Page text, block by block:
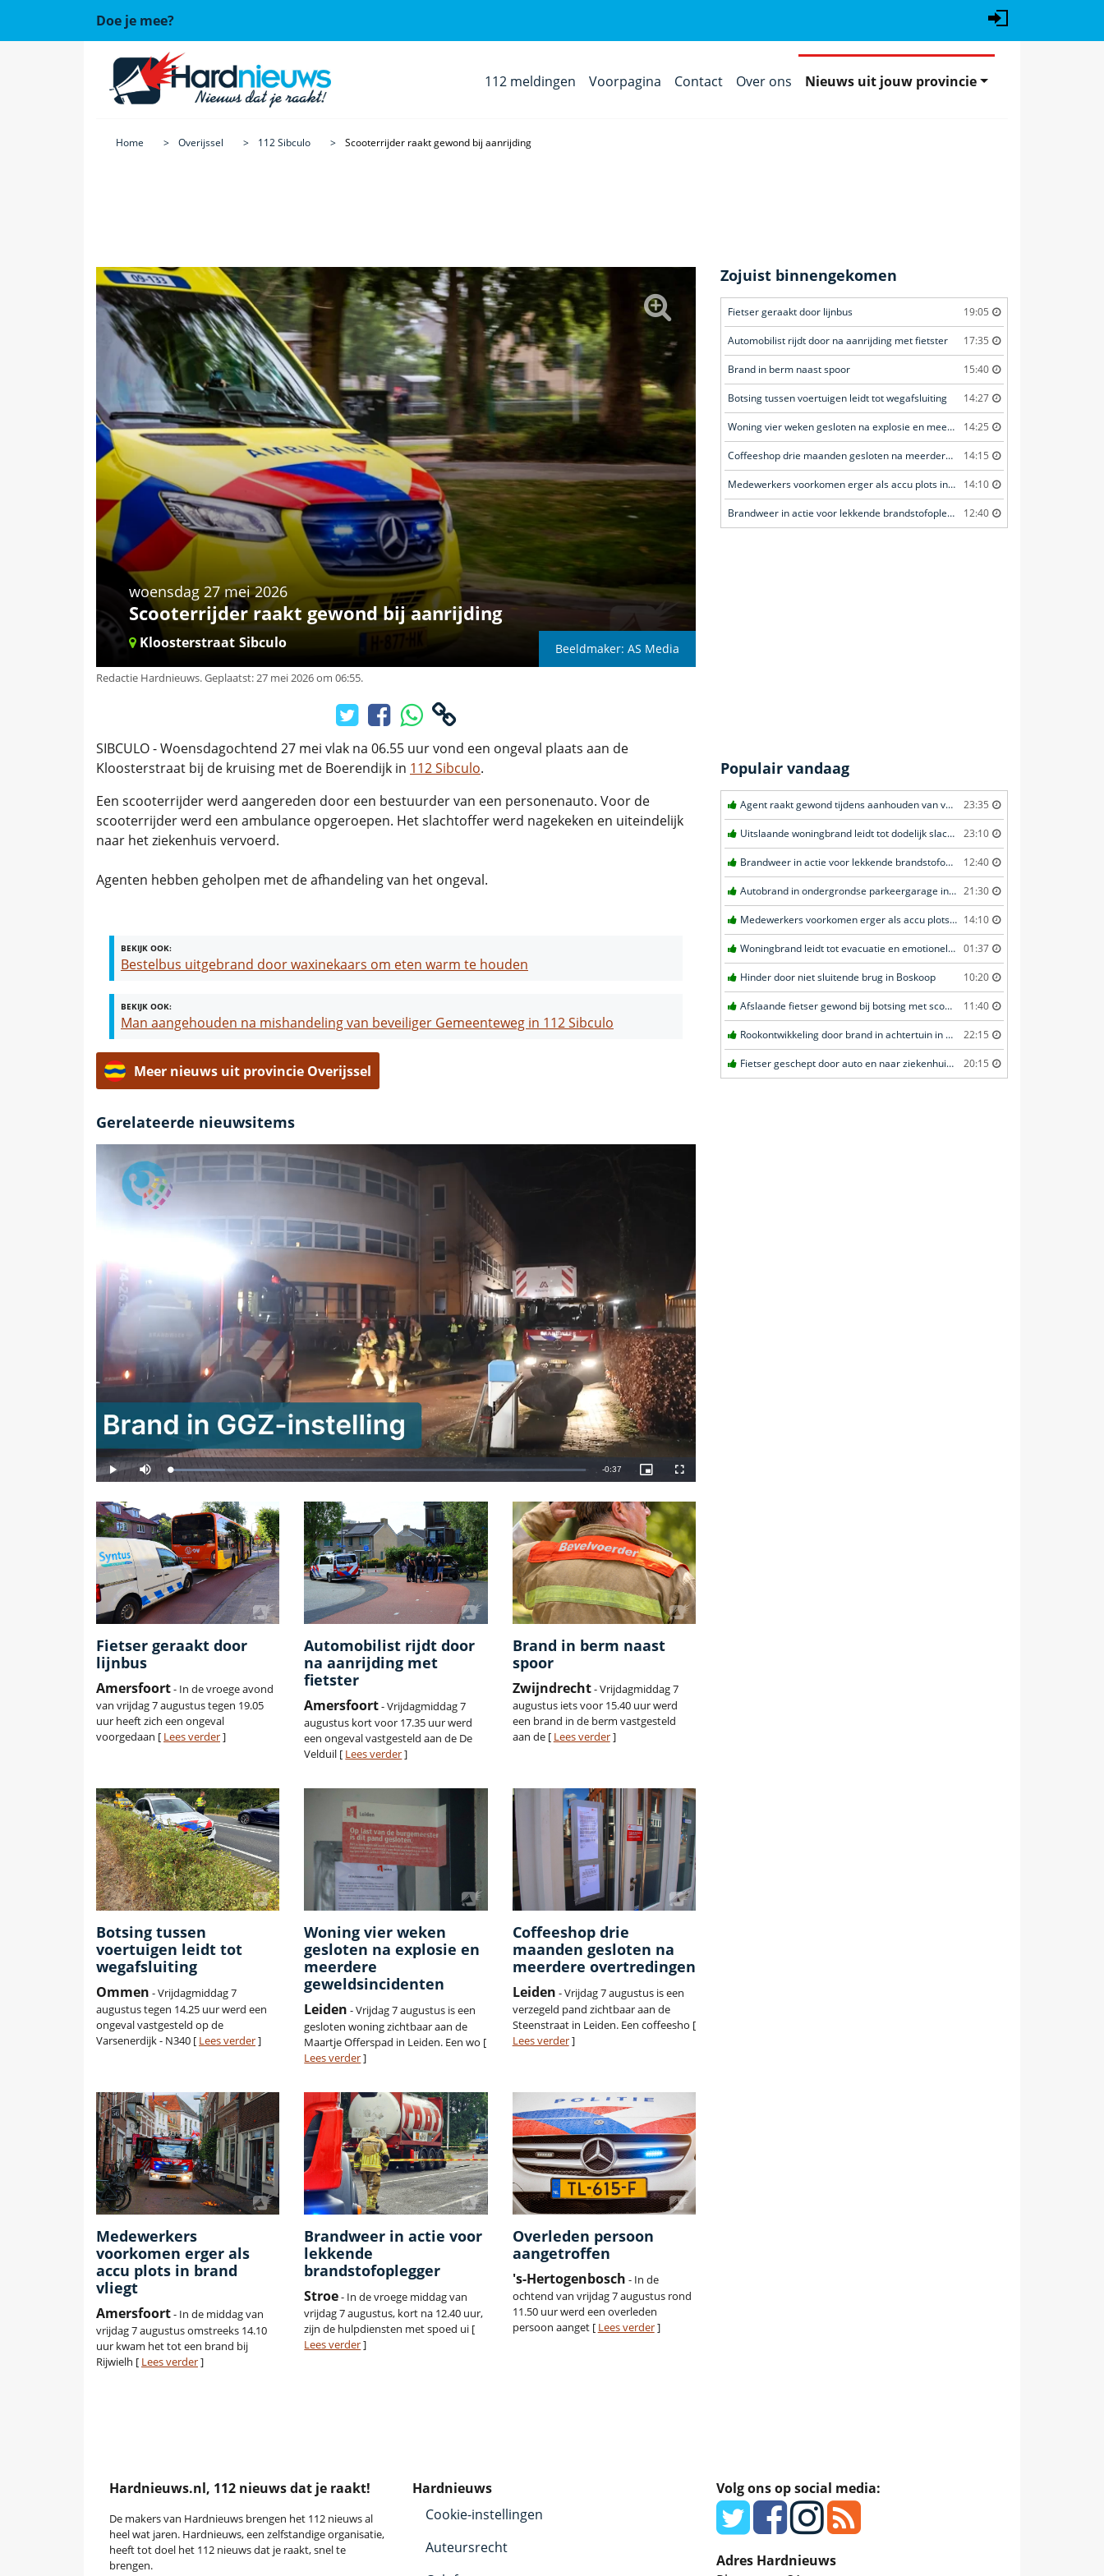
Doe je mee?
112 meldingen Voorpagina Contact Over ons Nieuws uit jouw provincie
Home Overijssel 112 Sibculo Scooterrijder raakt gewond bij aanrijding
woensdag 27 mei 2026
Scooterrijder raakt gewond bij aanrijding
Kloosterstraat Sibculo Beeldmaker: AS Media
Redactie Hardnieuws.Geplaatst: 27 mei 2026 om 06:55.
SIBCULO - Woensdagochtend 27 mei vlak na 06.55 uur vond een ongeval plaats aan de
Kloosterstraat bij de kruising met de Boerendijk in 112 Sibculo.
Een scooterrijder werd aangereden door een bestuurder van een personenauto. Voor de
scooterrijder werd een ambulance opgeroepen. Het slachtoffer werd nagekeken en uiteindelijk
naar het ziekenhuis vervoerd.
Agenten hebben geholpen met de afhandeling van het ongeval.
BEKIJK OOK:
Bestelbus uitgebrand door waxinekaars om eten warm te houden
BEKIJK OOK:
Man aangehouden na mishandeling van beveiliger Gemeenteweg in 112 Sibculo
Meer nieuws uit provincie Overijssel
Gerelateerde nieuwsitems
Fietser geraakt door
lijnbus
Amersfoort- In de vroege avond
van vrijdag 7 augustus tegen 19.05
uur heeft zich een ongeval
voorgedaan [ Lees verder]
Automobilist rijdt door
na aanrijding met
fietster
Amersfoort- Vrijdagmiddag 7
augustus kort voor 17.35 uur werd
een ongeval vastgesteld aan de De
Velduil [ Lees verder]
Brand in berm naast
spoor
Zwijndrecht- Vrijdagmiddag 7
augustus iets voor 15.40 uur werd
een brand in de berm vastgesteld
aan de [ Lees verder]
Botsing tussen
voertuigen leidt tot
wegafsluiting
Ommen - Vrijdagmiddag 7
augustus tegen 14.25 uur werd een
ongeval vastgesteld op de
Varsenerdijk - N340 [ Lees verder]
Woning vier weken
gesloten na explosie en
meerdere
geweldsincidenten
Leiden - Vrijdag 7 augustus is een
gesloten woning zichtbaar aan de
Maartje Offerspad in Leiden. Een wo [
Lees verder]
Coffeeshop drie
maanden gesloten na
meerdere overtredingen
Leiden - Vrijdag 7 augustus is een
verzegeld pand zichtbaar aan de
Steenstraat in Leiden. Een coffeesho [
Lees verder]
Medewerkers
voorkomen erger als
accu plots in brand
vliegt
Amersfoort- In de middag van
vrijdag 7 augustus omstreeks 14.10
uur kwam het tot een brand bij
Rijwielh [ Lees verder]
Brandweer in actie voor
lekkende
brandstofoplegger
Stroe- In de vroege middag van
vrijdag 7 augustus, kort na 12.40 uur,
zijn de hulpdiensten met spoed ui [
Lees verder]
Overleden persoon
aangetroffen
's-Hertogenbosch - In de
ochtend van vrijdag 7 augustus rond
11.50 uur werd een overleden
persoon aanget [ Lees verder]
Zojuist binnengekomen
Fietser geraakt door lijnbus 19:05
Automobilist rijdt door na aanrijding met fietster 17:35
Brand in berm naast spoor 15:40
Botsing tussen voertuigen leidt tot wegafsluiting 14:27
Woning vier weken gesloten na explosie en meerdere geweldsincidenten 14:25
Coffeeshop drie maanden gesloten na meerdere overtredingen 14:15
Medewerkers voorkomen erger als accu plots in brand vliegt 14:10
Brandweer in actie voor lekkende brandstofoplegger 12:40
Populair vandaag
Agent raakt gewond tijdens aanhouden van verdachte in Amsterdam 23:35
Uitslaande woningbrand leidt tot dodelijk slachtoffer in Rotterdam 23:10
Brandweer in actie voor lekkende brandstofoplegger in Stroe 12:40
Autobrand in ondergrondse parkeergarage in Rhenen 21:30
Medewerkers voorkomen erger als accu plots in brand vliegt in Amersfoort 14:10
Woningbrand leidt tot evacuatie en emotionele redding van kat in Amsterdam 01:37
Hinder door niet sluitende brug in Boskoop 10:20
Afslaande fietser gewond bij botsing met scooterrijder in Katwijk 11:40
Rookontwikkeling door brand in achtertuin in Purmer 22:15
Fietser geschept door auto en naar ziekenhuis gebracht in Veenendaal 20:15
Hardnieuws.nl, 112 nieuws dat je raakt!
De makers van Hardnieuws brengen het 112 nieuws al
heel wat jaren. Hardnieuws, een zelfstandige organisatie,
heeft tot doel het 112 nieuws dat je raakt, snel te
brengen.
Hardnieuws
Cookie-instellingen
Auteursrecht
Volg ons op social media:
Adres Hardnieuws